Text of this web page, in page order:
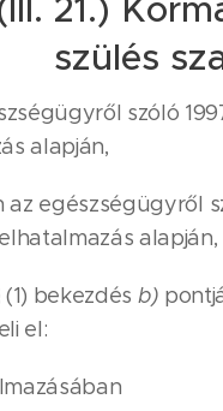
21.)
szülés
szóló
alapján,
egészségügyről
alapján,
bekezdés b)
el: